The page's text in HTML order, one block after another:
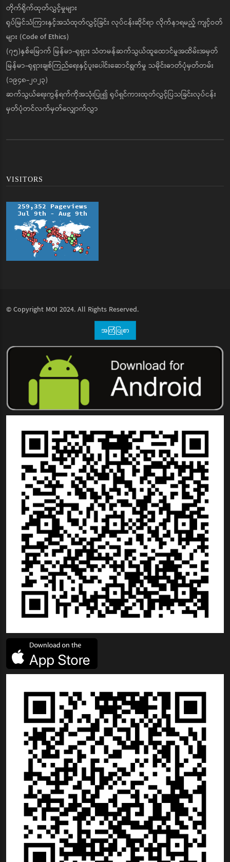
တိုက်ရိုက်ထုတ်လွှင့်မှုများ
ရုပ်မြင်သံကြားနှင့်အသံထုတ်လွှင့်ခြင်း လုပ်ငန်းဆိုင်ရာ လိုက်နာရမည့် ကျင့်ဝတ်
များ (Code of Ethics)
(၇၅)နှစ်မြောက် မြန်မာ-ရုရှား သံတမန်ဆက်သွယ်ထူထောင်မှုအထိမ်းအမှတ်
မြန်မာ-ရုရှားချစ်ကြည်ရေးနှင့်ပူးပေါင်းဆောင်ရွက်မှု သမိုင်းဓာတ်ပုံမှတ်တမ်း
(၁၉၄၈-၂၀၂၃)
ဆက်သွယ်ရေးကွန်ရက်ကိုအသုံးပြု၍ ရုပ်ရှင်ကားထုတ်လွှင့်ပြသခြင်းလုပ်ငန်း
မှတ်ပုံတင်လက်မှတ်လျှောက်လွှာ
VISITORS
© Copyright MOI 2024. All Rights Reserved.
အကြံပြုစာ